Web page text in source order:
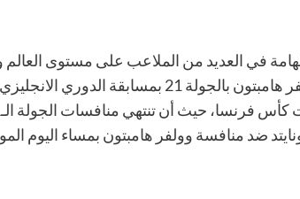
الهامة في العديد من الملاعب على مستوى
فريق مانشستر يونايتد ضد فريق وولفر هامبتون
منافسة وولفر هامبتون بمساء اليوم الموافق